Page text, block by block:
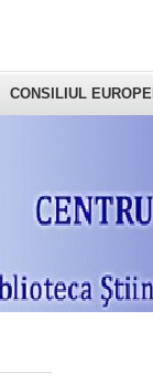
CONSILIUL EUROPEI